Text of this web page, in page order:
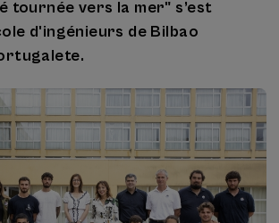
tournée vers la mer" s’est
d'ingénieurs de Bilbao